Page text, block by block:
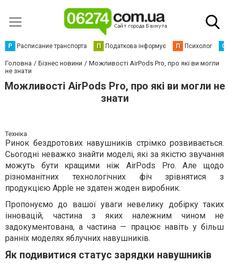
Р Расписание транспорта П Податкова інформує П Психолог С
Головна Бізнес новини
Можливості AirPods Pro, про які ви могли
не знати
Можливості AirPods Pro, про які ви могли не
знати
Техніка
Ринок бездротових навушників стрімко розвивається.
Сьогодні неважко знайти моделі, які за якістю звучання
можуть бути кращими ніж AirPods Pro. Але щодо
різноманітних технологічних фіч зрівнятися з
продукцією Apple не здатен жоден виробник.
Пропонуємо до вашої уваги невелику добірку таких
інновацій, частина з яких належним чином не
задокументована, а частина — працює навіть у більш
ранніх моделях яблучних навушників.
Як подивитися статус зарядки навушників